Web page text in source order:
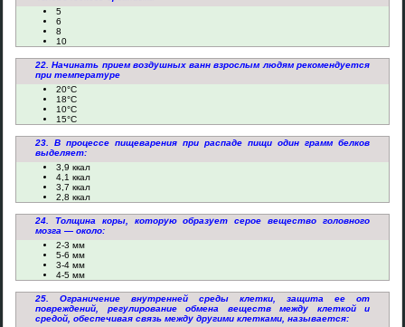
5
6
8
10
22. Начинать прием воздушных ванн взрослым людям рекомендуется
при температуре
20°C
18°C
10°C
15°C
23. В процессе пищеварения при распаде пищи один грамм белков
выделяет:
3,9 ккал
4,1 ккал
3,7 ккал
2,8 ккал
24. Толщина коры, которую образует серое вещество головного
мозга — около:
2-3 мм
5-6 мм
3-4 мм
4-5 мм
25. Ограничение внутренней среды клетки, защита ее от
повреждений, регулирование обмена веществ между клеткой и
средой, обеспечивая связь между другими клетками, называется: